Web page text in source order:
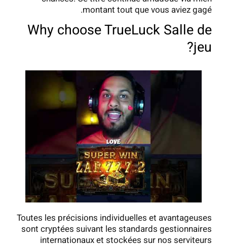
montant tout que vous aviez gagé.
Why choose TrueLuck Salle de
jeu?
Toutes les précisions individuelles et avantageuses
sont cryptées suivant les standards gestionnaires
internationaux et stockées sur nos serviteurs